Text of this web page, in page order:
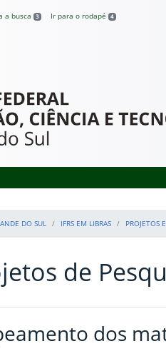
a busca 3 Ir para o rodapé 4
do Rio
DO SUL IFRS EM LIBRAS PROJETOS
conteúdo de
dos